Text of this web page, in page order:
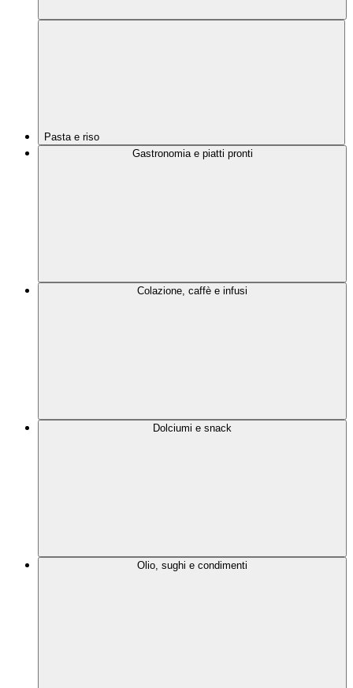
Pasta e riso
Gastronomia e piatti pronti
Colazione, caffè e infusi
Dolciumi e snack
Olio, sughi e condimenti